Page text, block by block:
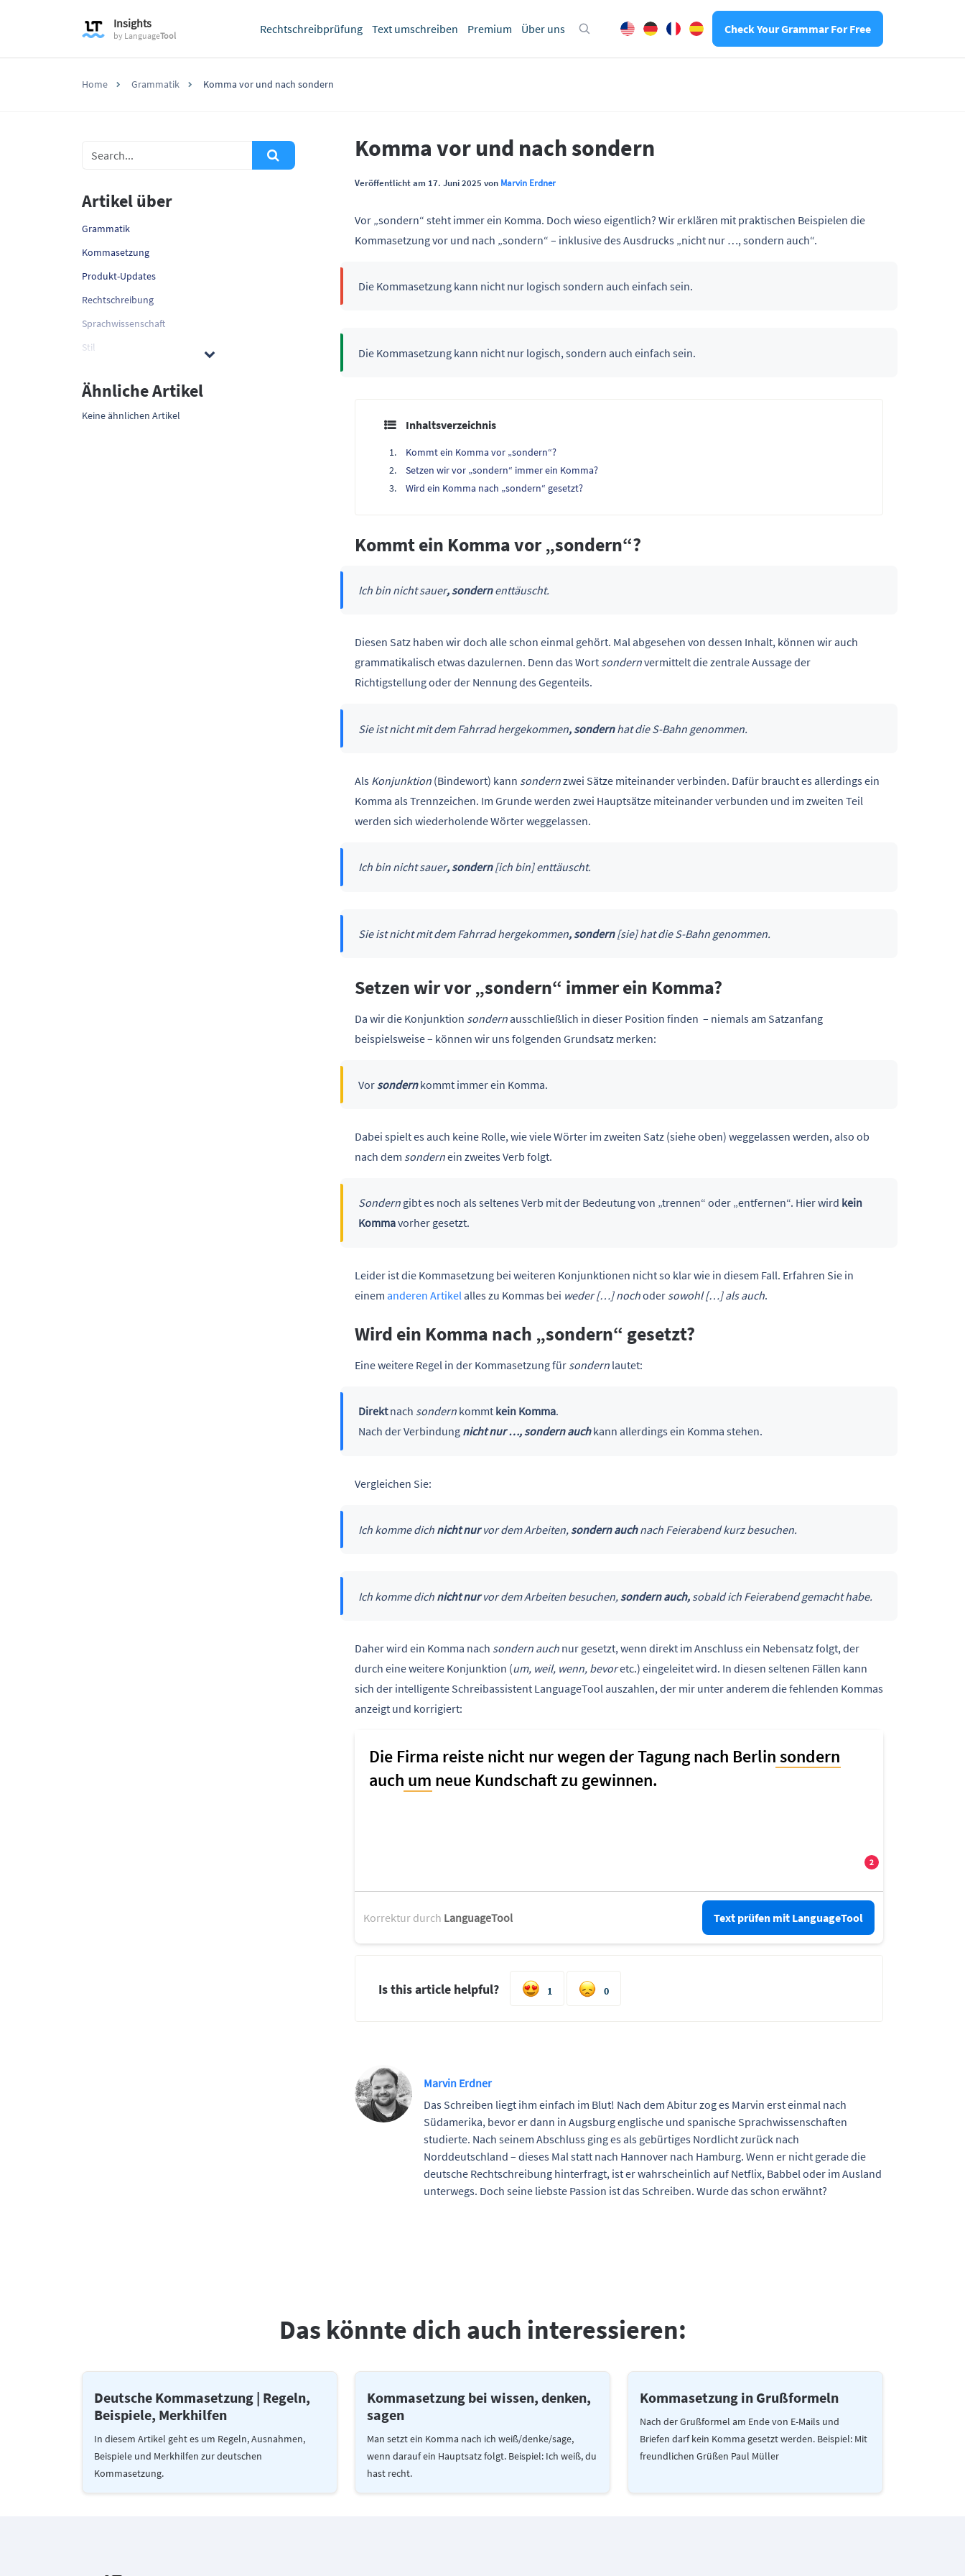
Insights
by LanguageTool Rechtschreibprüfung Text umschreiben Premium Über uns Check Your Grammar For Free
Home Grammatik Komma vor und nach sondern
Komma vor und nach sondern
Veröffentlicht am 17. Juni 2025 von Marvin Erdner
Vor „sondern“ steht immer ein Komma. Doch wieso eigentlich? Wir erklären mit praktischen Beispielen die
Kommasetzung vor und nach „sondern“ – inklusive des Ausdrucks „nicht nur …, sondern auch“.
Die Kommasetzung kann nicht nur logisch sondern auch einfach sein.
Die Kommasetzung kann nicht nur logisch, sondern auch einfach sein.
Inhaltsverzeichnis
Kommt ein Komma vor „sondern“?
Setzen wir vor „sondern“ immer ein Komma?
Wird ein Komma nach „sondern“ gesetzt?
Kommt ein Komma vor „sondern“?
Ich bin nicht sauer, sondernenttäuscht.
Diesen Satz haben wir doch alle schon einmal gehört. Mal abgesehen von dessen Inhalt, können wir auch
grammatikalisch etwas dazulernen. Denn das Wort sondernvermittelt die zentrale Aussage der
Richtigstellung oder der Nennung des Gegenteils.
Sie ist nicht mit dem Fahrrad hergekommen, sondernhat die S-Bahn genommen.
Als Konjunktion (Bindewort) kann sondernzwei Sätze miteinander verbinden. Dafür braucht es allerdings ein
Komma als Trennzeichen. Im Grunde werden zwei Hauptsätze miteinander verbunden und im zweiten Teil
werden sich wiederholende Wörter weggelassen.
Ich bin nicht sauer, sondern[ich bin] enttäuscht.
Sie ist nicht mit dem Fahrrad hergekommen, sondern[sie] hat die S-Bahn genommen.
Setzen wir vor „sondern“ immer ein Komma?
Da wir die Konjunktion sondernausschließlich in dieser Position finden – niemals am Satzanfang
beispielsweise – können wir uns folgenden Grundsatz merken:
Vorsondernkommt immer ein Komma.
Dabei spielt es auch keine Rolle, wie viele Wörter im zweiten Satz (siehe oben) weggelassen werden, also ob
nach dem sondernein zweites Verb folgt.
Sonderngibt es noch als seltenes Verb mit der Bedeutung von „trennen“ oder „entfernen“. Hier wird kein
Kommavorher gesetzt.
Leider ist die Kommasetzung bei weiteren Konjunktionen nicht so klar wie in diesem Fall. Erfahren Sie in
einem anderen Artikel alles zu Kommas bei weder […] nochoder sowohl […] als auch.
Wird ein Komma nach „sondern“ gesetzt?
Eine weitere Regel in der Kommasetzung für sondern lautet:
Direktnach sondernkommt kein Komma.
Nach der Verbindung nicht nur …, sondern auchkann allerdings ein Komma stehen.
Vergleichen Sie:
Ich komme dichnicht nurvor dem Arbeiten,sondern auchnach Feierabend kurz besuchen.
Ich komme dich nicht nurvor dem Arbeiten besuchen,sondern auch,sobald ich Feierabend gemacht habe.
Daher wird ein Komma nach sondern auch nur gesetzt, wenn direkt im Anschluss ein Nebensatz folgt, der
durch eine weitere Konjunktion (um, weil, wenn, bevoretc.) eingeleitet wird. In diesen seltenen Fällen kann
sich der intelligente Schreibassistent LanguageTool auszahlen, der mir unter anderem die fehlenden Kommas
anzeigt und korrigiert:
Korrektur durch LanguageTool Text prüfen mit LanguageTool
Is this article helpful? 1 0
Marvin Erdner
Das Schreiben liegt ihm einfach im Blut! Nach dem Abitur zog es Marvin erst einmal nach
Südamerika, bevor er dann in Augsburg englische und spanische Sprachwissenschaften
studierte. Nach seinem Abschluss ging es als gebürtiges Nordlicht zurück nach
Norddeutschland – dieses Mal statt nach Hannover nach Hamburg. Wenn er nicht gerade die
deutsche Rechtschreibung hinterfragt, ist er wahrscheinlich auf Netflix, Babbel oder im Ausland
unterwegs. Doch seine liebste Passion ist das Schreiben. Wurde das schon erwähnt?
Artikel über
Grammatik
Kommasetzung
Produkt-Updates
Rechtschreibung
Sprachwissenschaft
Stil
Ähnliche Artikel
Keine ähnlichen Artikel
Das könnte dich auch interessieren:
Deutsche Kommasetzung | Regeln,
Beispiele, Merkhilfen
In diesem Artikel geht es um Regeln, Ausnahmen,
Beispiele und Merkhilfen zur deutschen
Kommasetzung.
Kommasetzung bei wissen, denken,
sagen
Man setzt ein Komma nach ich weiß/denke/sage,
wenn darauf ein Hauptsatz folgt. Beispiel: Ich weiß, du
hast recht.
Kommasetzung in Grußformeln
Nach der Grußformel am Ende von E-Mails und
Briefen darf kein Komma gesetzt werden. Beispiel: Mit
freundlichen Grüßen Paul Müller